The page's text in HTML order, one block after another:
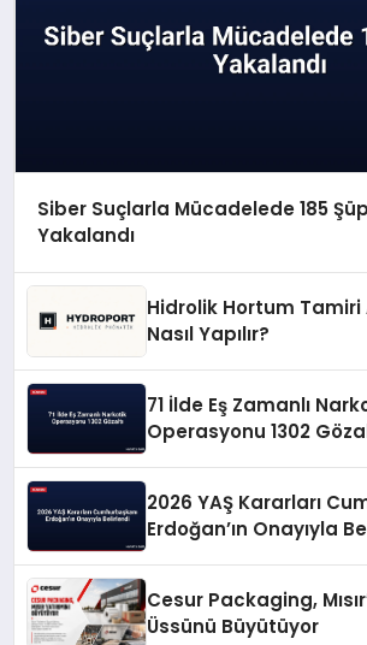
Siber Suçlarla Mücadelede 185
Yakalandı
Hidrolik Hortum Tamiri
Nasıl Yapılır?
71 İlde Eş Zamanlı
Operasyonu 1302
2026 YAŞ Kararları
Erdoğan’ın Onayıyla
Cesur Packaging,
Üssünü Büyütüyor